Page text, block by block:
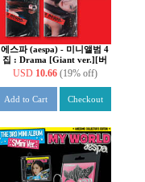
에스파 (aespa) - 미니앨범 4
집 : Drama [Giant ver.][버
전 4종 중 1종 랜덤 발송]
USD 10.66 (19% off)
Add to Cart Checkout